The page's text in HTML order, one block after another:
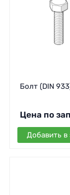
Болт (DIN
Цена по
Добавить в